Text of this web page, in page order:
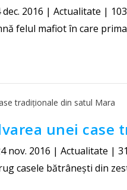
dec. 2016 |Actualitate |
felul mafiot în care
unei
nov. 2016 |Actualitate |
casele bătrânești din